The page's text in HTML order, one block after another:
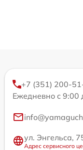
+7 (351) 200-
Ежедневно с 9:00
ул. Энгельса,
Адрес сервисного